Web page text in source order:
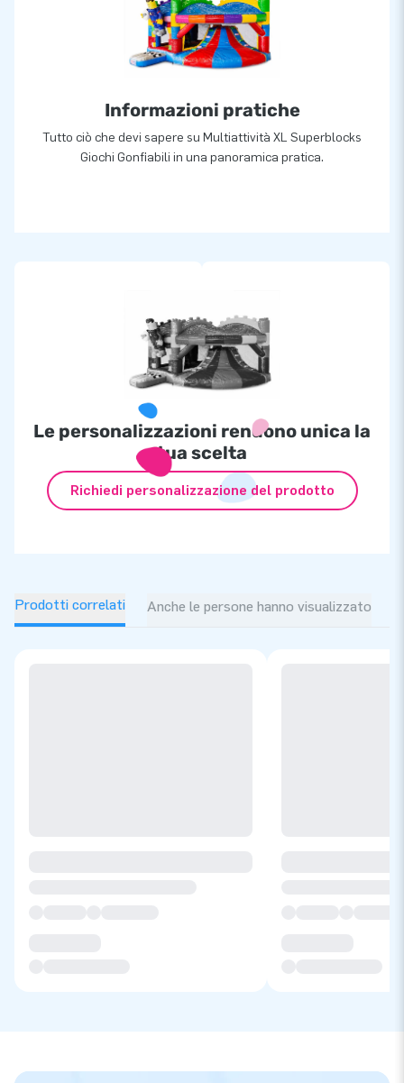
Informazioni pratiche
Tutto ciò che devi sapere su Multiattività XL Superblocks
Giochi Gonfiabili in una panoramica pratica.
Le personalizzazioni rendono unica la
tua scelta
Richiedi personalizzazione del prodotto
Prodotti correlati Anche le persone hanno visualizzato